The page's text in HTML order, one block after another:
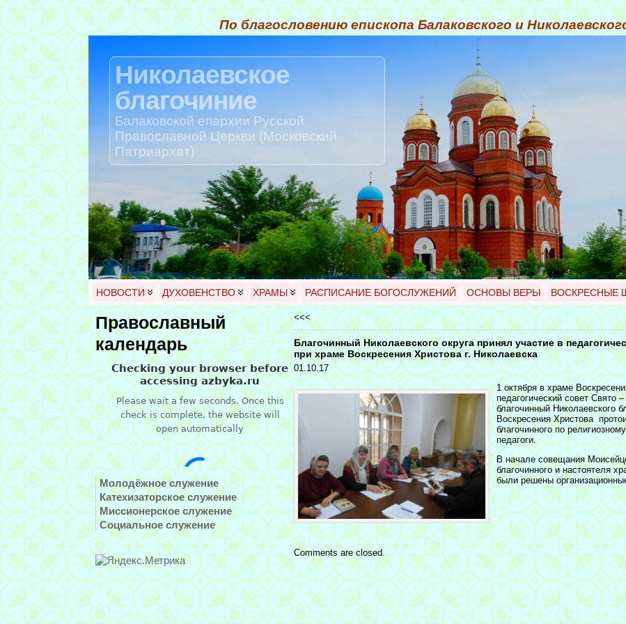
По благословению епископа Балаковского и
Николаевское
благочиние
Балаковской епархии Русской
Православной Церкви (Московский
Патриархат)
НОВОСТИ ДУХОВЕНСТВО ХРАМЫ РАСПИСАНИЕ БОГОСЛУЖЕНИЙ ОСНОВЫ ВЕРЫ ВОСКРЕСНЫЕ
Православный
календарь
Молодёжное служение
Катехизаторское служение
Миссионерское служение
Социальное служение
<<<
Благочинный Николаевского округа принял участие в
при храме Воскресения Христова г. Николаевска
01.10.17
1 октября в храме
педагогический совет Свято
благочинный Николаевского
Воскресения Христова
благочинного по
педагоги.
В начале совещания
благочинного и настоятеля
были решены
Comments are closed.